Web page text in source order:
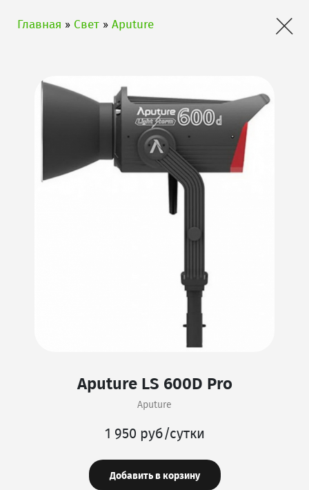
Главная » Свет » Aputure ×
Aputure LS 600D Pro
Aputure
1 950 руб/сутки
Добавить в корзину